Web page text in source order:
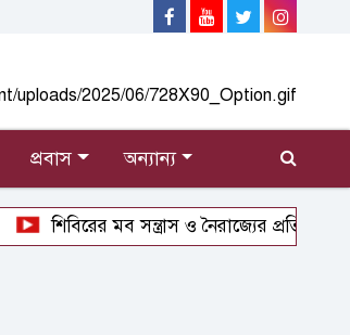
প্রবাস অন্যান্য
শিবিরের মব সন্ত্রাস ও নৈরাজ্যের প্রতিবাদে